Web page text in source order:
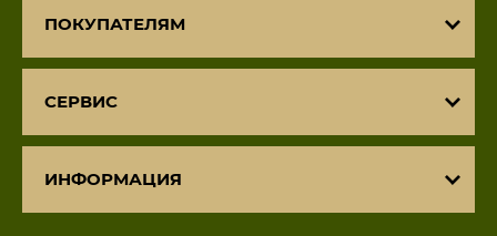
ПОКУПАТЕЛЯМ
СЕРВИС
ИНФОРМАЦИЯ